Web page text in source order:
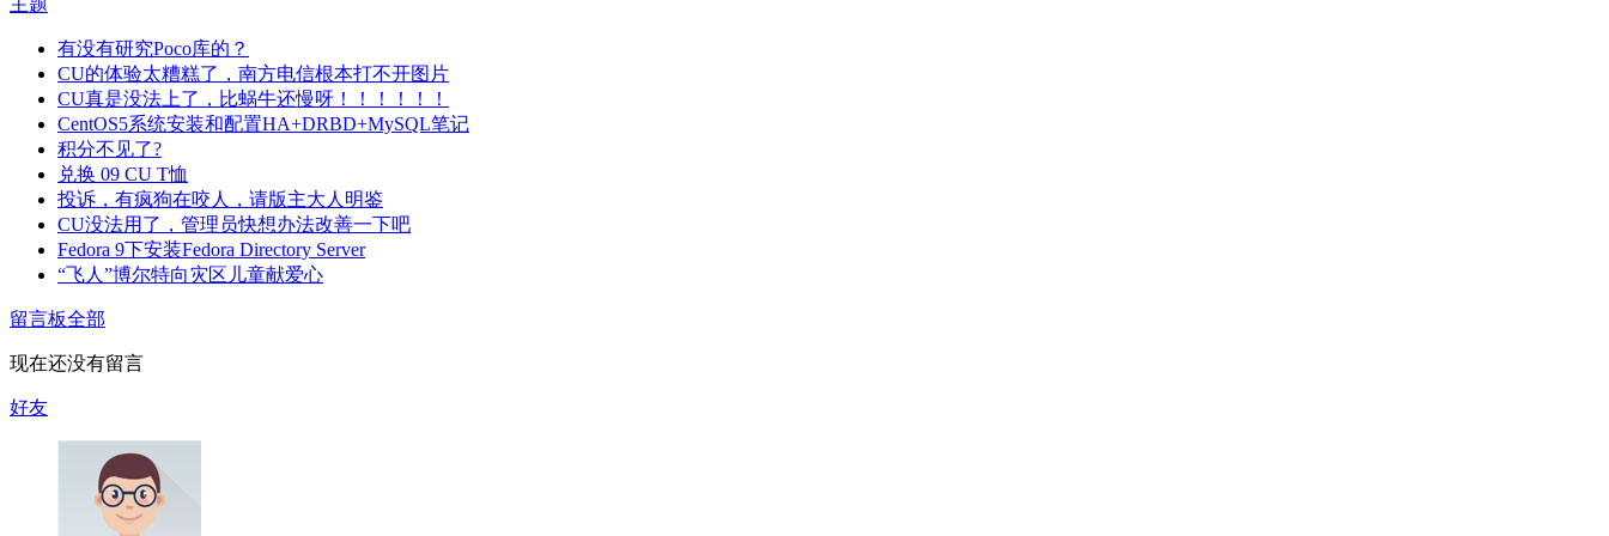
有没有研究Poco库的？
CU的体验太糟糕了，南方电信根本打不开图片
CU真是没法上了，比蜗牛还慢呀！！！！！！
CentOS5系统安装和配置HA+DRBD+MySQL笔记
积分不见了?
兑换 09 CU T恤
投诉，有疯狗在咬人，请版主大人明鉴
CU没法用了，管理员快想办法改善一下吧
Fedora 9下安装Fedora Directory Server
“飞人”博尔特向灾区儿童献爱心
留言板全部
现在还没有留言
好友